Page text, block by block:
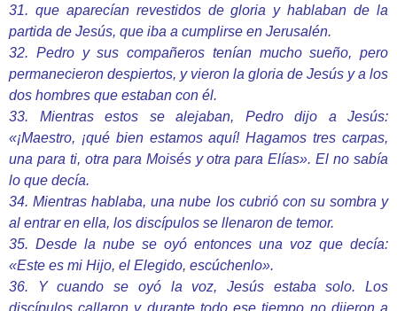
31. que aparecían revestidos de gloria y hablaban de la
partida de Jesús, que iba a cumplirse en Jerusalén.
32. Pedro y sus compañeros tenían mucho sueño, pero
permanecieron despiertos, y vieron la gloria de Jesús y a los
dos hombres que estaban con él.
33. Mientras estos se alejaban, Pedro dijo a Jesús:
«¡Maestro, ¡qué bien estamos aquí! Hagamos tres carpas,
una para ti, otra para Moisés y otra para Elías». El no sabía
lo que decía.
34. Mientras hablaba, una nube los cubrió con su sombra y
al entrar en ella, los discípulos se llenaron de temor.
35. Desde la nube se oyó entonces una voz que decía:
«Este es mi Hijo, el Elegido, escúchenlo».
36. Y cuando se oyó la voz, Jesús estaba solo. Los
discípulos callaron y durante todo ese tiempo no dijeron a